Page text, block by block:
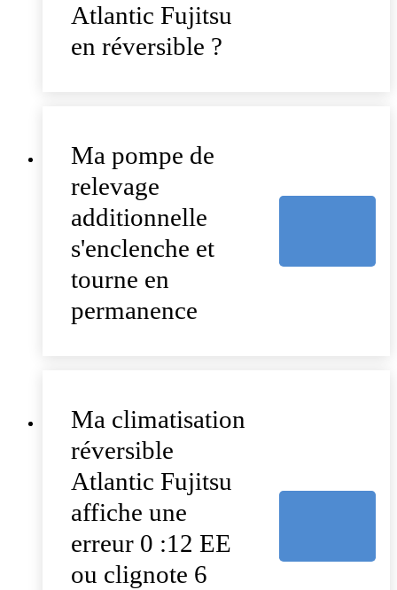
Atlantic Fujitsu
en réversible ?
Ma pompe de
relevage
additionnelle
s'enclenche et
tourne en
permanence
Ma climatisation
réversible
Atlantic Fujitsu
affiche une
erreur 0 :12 EE
ou clignote 6